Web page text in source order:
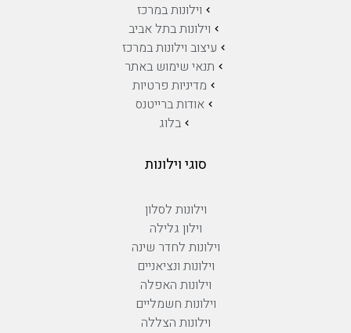
וילונות במרכז
וילונות בתל אביב
עיצוב וילונות במרכז
תנאי שימוש באתר
מדיניות פרטיות
אודות ברייטנס
בלוג
סוגי וילונות
וילונות לסלון
וילון גלילה
וילונות לחדר שינה
וילונות ונציאניים
וילונות האפלה
וילונות חשמליים
וילונות הצללה